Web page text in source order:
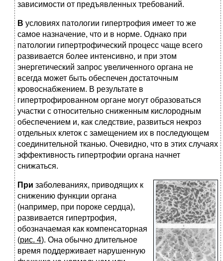
зависимости от предъявленных требований.
В условиях патологии гипертрофия имеет то же
самое назначение, что и в норме. Однако при
патологии гипертрофический процесс чаще всего
развивается более интенсивно, и при этом
энергетический запрос увеличенного органа не
всегда может быть обеспечен достаточным
кровоснабжением. В результате в
гипертрофированном органе могут образоваться
участки с относительно сниженным кислородным
обеспечением и, как следствие, развиться некроз
отдельных клеток с замещением их в последующем
соединительной тканью. Очевидно, что в этих случаях
эффективность гипертрофии органа начнет
снижаться.
При заболеваниях, приводящих к
снижению функции органа
(например, при пороке сердца),
развивается гипертрофия,
обозначаемая как компенсаторная
(рис. 4). Она обычно длительное
время поддерживает нарушенную